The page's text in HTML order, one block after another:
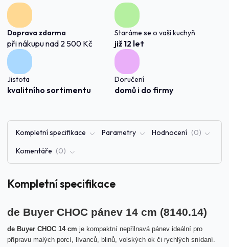
Doprava zdarma
při nákupu nad 2 500 Kč
Staráme se o vaši kuchyň
již 12 let
Jistota
kvalitního sortimentu
Doručení
domů i do firmy
Kompletní specifikace Parametry Hodnocení 0
Komentáře 0
Kompletní specifikace
de Buyer CHOC pánev 14 cm (8140.14)
de Buyer CHOC 14 cm je kompaktní nepřilnavá pánev ideální pro
přípravu malých porcí, lívanců, blinů, volských ok či rychlých snídaní.